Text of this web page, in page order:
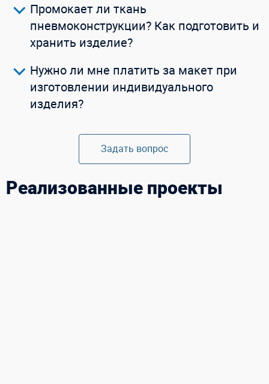
Промокает ли ткань
пневмоконструкции? Как подготовить и
хранить изделие?
Нужно ли мне платить за макет при
изготовлении индивидуального
изделия?
Задать вопрос
Реализованные проекты